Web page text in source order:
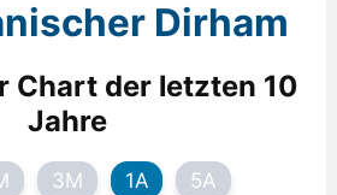
Dirham
Chart der letzten 10
Jahre
3M 1A 5A